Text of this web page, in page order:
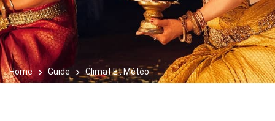
Home Guide Climat Et Météo